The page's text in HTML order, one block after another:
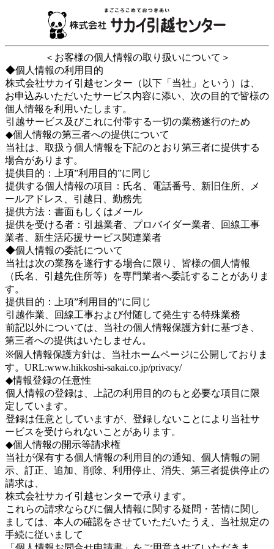
＜お客様の個人情報の取り扱いについて＞
◆個人情報の利用目的
株式会社サカイ引越センター（以下「当社」という）は、
お申込みいただいたサービス内容に添い、次の目的で皆様の
個人情報を利用いたします。
引越サービス及びこれに付帯する一切の業務遂行のため
◆個人情報の第三者への提供について
当社は、取扱う個人情報を下記のとおり第三者に提供する
場合があります。
提供目的：上項”利用目的”に同じ
提供する個人情報の項目：氏名、電話番号、新旧住所、メ
ールアドレス、引越日、勤務先
提供方法：書面もしくはメール
提供を受ける者：引越業者、プロバイダー業者、回線工事
業者、新生活応援サービス関連業者
◆個人情報の委託について
当社は次の業務を遂行する場合に限り、皆様の個人情報
（氏名、引越先住所等）を専門業者へ委託することがありま
す。
提供目的：上項”利用目的”に同じ
引越作業、回線工事および付随して発生する特殊業務
前記以外については、当社の個人情報保護方針に基づき、
第三者への提供はいたしません。
※個人情報保護方針は、当社ホームページに公開しておりま
す。URL:www.hikkoshi-sakai.co.jp/privacy/
◆情報登録の任意性
個人情報の登録は、上記の利用目的のもと必要な項目に限
定しています。
登録は任意としていますが、登録しないことにより当社サ
ービスを受けられないことがあります。
◆個人情報の開示等請求権
当社が保有する個人情報の利用目的の通知、個人情報の開
示、訂正、追加、削除、利用停止、消失、第三者提供停止の
請求は、
株式会社サカイ引越センターで承ります。
これらの請求ならびに個人情報に関する疑問・苦情に関し
ましては、本人の確認をさせていただいたうえ、当社規定の
手続に従いまして